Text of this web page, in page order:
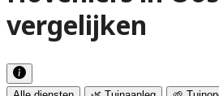
vergelijken